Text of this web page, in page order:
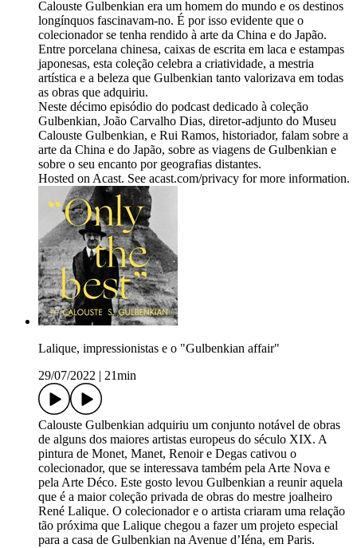
Calouste Gulbenkian era um homem do mundo e os destinos
longínquos fascinavam-no. É por isso evidente que o
colecionador se tenha rendido à arte da China e do Japão.
Entre porcelana chinesa, caixas de escrita em laca e estampas
japonesas, esta coleção celebra a criatividade, a mestria
artística e a beleza que Gulbenkian tanto valorizava em todas
as obras que adquiriu.
Neste décimo episódio do podcast dedicado à coleção
Gulbenkian, João Carvalho Dias, diretor-adjunto do Museu
Calouste Gulbenkian, e Rui Ramos, historiador, falam sobre a
arte da China e do Japão, sobre as viagens de Gulbenkian e
sobre o seu encanto por geografias distantes.
Hosted on Acast. See acast.com/privacy for more information.
Lalique, impressionistas e o "Gulbenkian affair"
29/07/2022
21min
Calouste Gulbenkian adquiriu um conjunto notável de obras
de alguns dos maiores artistas europeus do século XIX. A
pintura de Monet, Manet, Renoir e Degas cativou o
colecionador, que se interessava também pela Arte Nova e
pela Arte Déco. Este gosto levou Gulbenkian a reunir aquela
que é a maior coleção privada de obras do mestre joalheiro
René Lalique. O colecionador e o artista criaram uma relação
tão próxima que Lalique chegou a fazer um projeto especial
para a casa de Gulbenkian na Avenue d’Iéna, em Paris.